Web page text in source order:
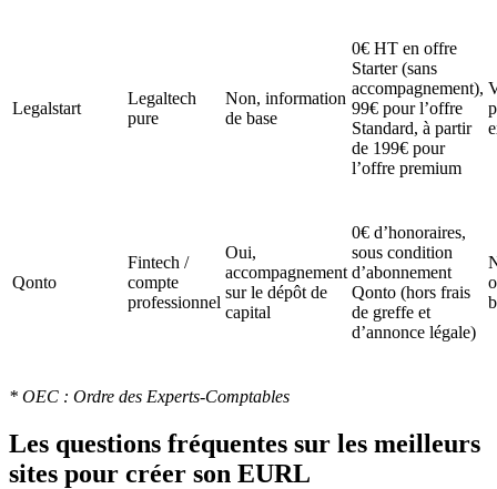
Legalstart
Legaltech
pure
Non, information
de base
0€ HT en offre
Starter (sans
accompagnement),
99€ pour l’offre
Standard, à partir
de 199€ pour
l’offre premium
Qonto
Fintech /
compte
professionnel
Oui,
accompagnement
sur le dépôt de
capital
0€ d’honoraires,
sous condition
d’abonnement
Qonto (hors frais
de greffe et
d’annonce légale)
* OEC : Ordre des Experts-Comptables
Les questions fréquentes sur les meilleurs
sites pour créer son EURL